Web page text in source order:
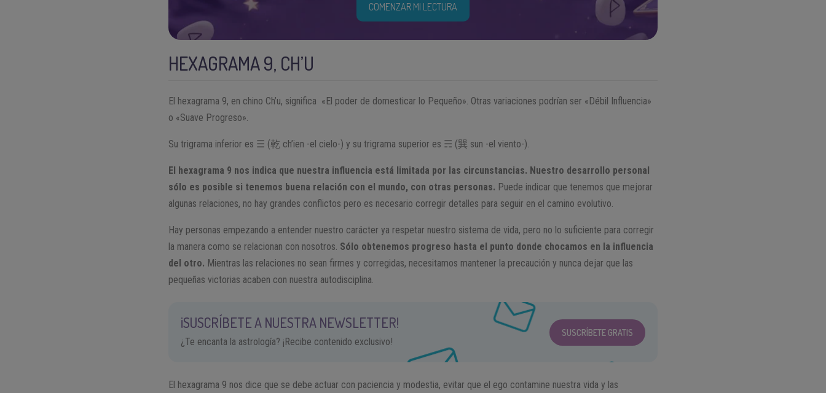
COMENZAR MI LECTURA
HEXAGRAMA 9, CH’U
El hexagrama 9, en chino Ch’u, significa «El poder de domesticar lo Pequeño». Otras variaciones podrían ser «Débil Influencia»
o «Suave Progreso».
Su trigrama inferior es ☰ (乾 ch’ien -el cielo-) y su trigrama superior es ☴ (巽 sun -el viento-).
El hexagrama 9 nos indica que nuestra influencia está limitada por las circunstancias. Nuestro desarrollo personal
sólo es posible si tenemos buena relación con el mundo, con otras personas. Puede indicar que tenemos que mejorar
algunas relaciones, no hay grandes conflictos pero es necesario corregir detalles para seguir en el camino evolutivo.
Hay personas empezando a entender nuestro carácter ya respetar nuestro sistema de vida, pero no lo suficiente para corregir
la manera como se relacionan con nosotros. Sólo obtenemos progreso hasta el punto donde chocamos en la influencia
del otro. Mientras las relaciones no sean firmes y corregidas, necesitamos mantener la precaución y nunca dejar que las
pequeñas victorias acaben con nuestra autodisciplina.
¡SUSCRÍBETE A NUESTRA NEWSLETTER!
¿Te encanta la astrología? ¡Recibe contenido exclusivo!
SUSCRÍBETE GRATIS
El hexagrama 9 nos dice que se debe actuar con paciencia y modestia, evitar que el ego contamine nuestra vida y las